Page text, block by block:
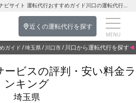
全国の運転代行業者のポータルナビサイト 運転代行おすすめガイド川口の運転代行を探す-埼玉県の運転代行
近くの運転代行を探す
ガイド 埼玉県 川口市 川口から運転代行を探す
ービスの評判・安い料金ラ
ンキング
埼玉県